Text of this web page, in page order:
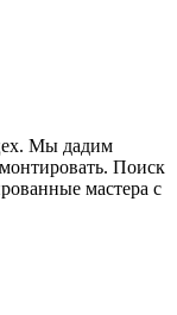
Мы дадим
Поиск
мастера с